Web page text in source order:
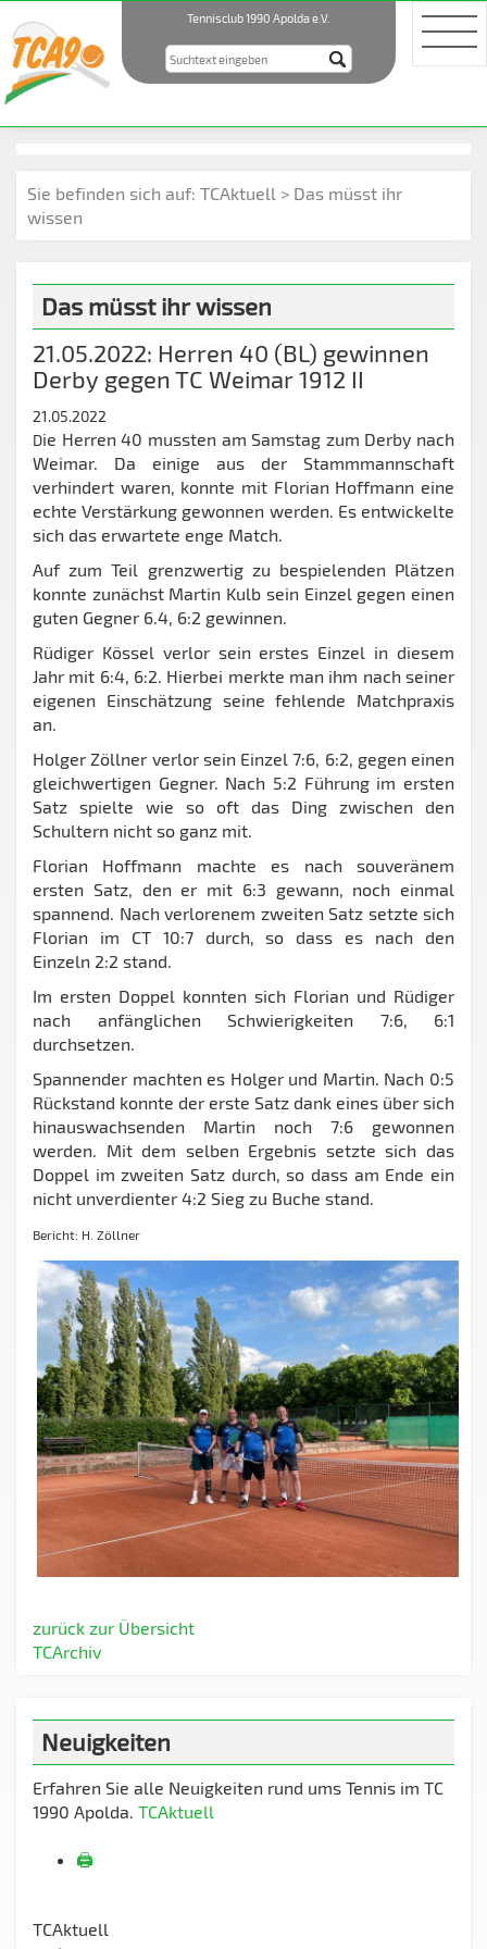
Tennisclub 1990 Apolda e.V.
Sie befinden sich auf: TCAktuell > Das müsst ihr
wissen
Das müsst ihr wissen
21.05.2022: Herren 40 (BL) gewinnen
Derby gegen TC Weimar 1912 II
21.05.2022
Die Herren 40 mussten am Samstag zum Derby nach
Weimar. Da einige aus der Stammmannschaft
verhindert waren, konnte mit Florian Hoffmann eine
echte Verstärkung gewonnen werden. Es entwickelte
sich das erwartete enge Match.
Auf zum Teil grenzwertig zu bespielenden Plätzen
konnte zunächst Martin Kulb sein Einzel gegen einen
guten Gegner 6.4, 6:2 gewinnen.
Rüdiger Kössel verlor sein erstes Einzel in diesem
Jahr mit 6:4, 6:2. Hierbei merkte man ihm nach seiner
eigenen Einschätzung seine fehlende Matchpraxis
an.
Holger Zöllner verlor sein Einzel 7:6, 6:2, gegen einen
gleichwertigen Gegner. Nach 5:2 Führung im ersten
Satz spielte wie so oft das Ding zwischen den
Schultern nicht so ganz mit.
Florian Hoffmann machte es nach souveränem
ersten Satz, den er mit 6:3 gewann, noch einmal
spannend. Nach verlorenem zweiten Satz setzte sich
Florian im CT 10:7 durch, so dass es nach den
Einzeln 2:2 stand.
Im ersten Doppel konnten sich Florian und Rüdiger
nach anfänglichen Schwierigkeiten 7:6, 6:1
durchsetzen.
Spannender machten es Holger und Martin. Nach 0:5
Rückstand konnte der erste Satz dank eines über sich
hinauswachsenden Martin noch 7:6 gewonnen
werden. Mit dem selben Ergebnis setzte sich das
Doppel im zweiten Satz durch, so dass am Ende ein
nicht unverdienter 4:2 Sieg zu Buche stand.
Bericht: H. Zöllner
zurück zur Übersicht
TCArchiv
Neuigkeiten
Erfahren Sie alle Neuigkeiten rund ums Tennis im TC
1990 Apolda. TCAktuell
🖨️
TCAktuell